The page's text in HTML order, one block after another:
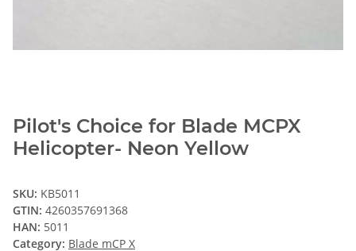
Pilot's Choice for Blade MCPX
Helicopter- Neon Yellow
SKU: KB5011
GTIN: 4260357691368
HAN: 5011
Category: Blade mCP X